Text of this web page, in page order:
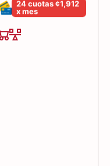
24 cuotas ¢1,912
x mes